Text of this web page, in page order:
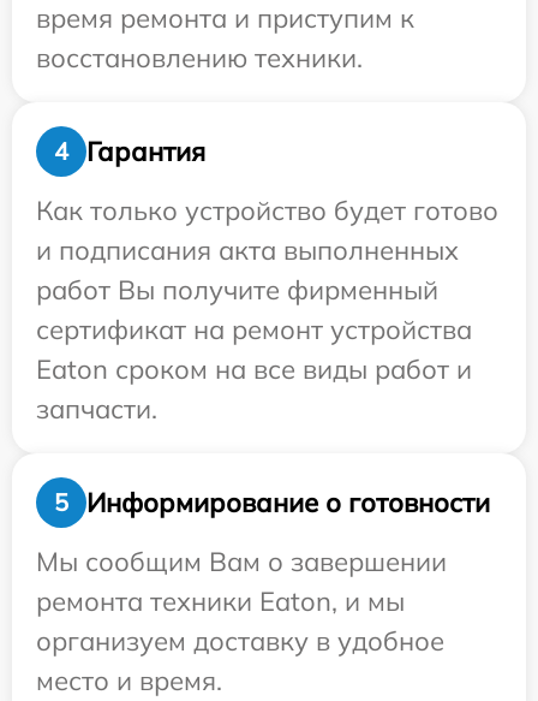
время ремонта и приступим к
восстановлению техники.
4
Гарантия
Как только устройство будет готово
и подписания акта выполненных
работ Вы получите фирменный
сертификат на ремонт устройства
Eaton сроком на все виды работ и
запчасти.
5
Информирование о готовности
Мы сообщим Вам о завершении
ремонта техники Eaton, и мы
организуем доставку в удобное
место и время.